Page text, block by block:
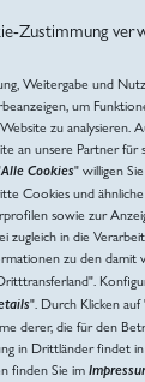
Zustimmung
Weitergabe und
um
zu analysieren.
an unsere Partner für
Alle Cookies" willigen
Cookies und
sowie zur
zugleich in die
zu den damit
". Durch Klicken auf
derer, die für den
in Drittländer findet
finden Sie im